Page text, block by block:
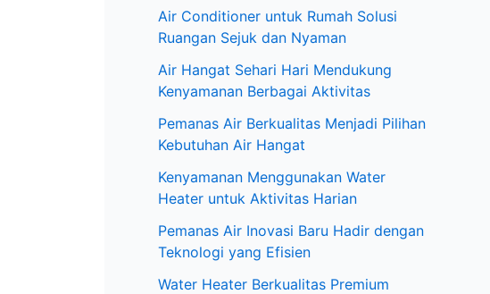
:Air Conditioner untuk Rumah Solusi
Ruangan Sejuk dan Nyaman
Air Hangat Sehari Hari Mendukung
Kenyamanan Berbagai Aktivitas
Pemanas Air Berkualitas Menjadi Pilihan
Kebutuhan Air Hangat
Kenyamanan Menggunakan Water
Heater untuk Aktivitas Harian
Pemanas Air Inovasi Baru Hadir dengan
Teknologi yang Efisien
Water Heater Berkualitas Premium